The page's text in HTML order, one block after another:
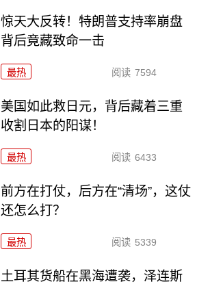
惊天大反转！特朗普支持率崩盘
背后竟藏致命一击
最热 阅读 7594
美国如此救日元，背后藏着三重
收割日本的阳谋！
最热 阅读 6433
前方在打仗，后方在“清场”，这仗
还怎么打？
最热 阅读 5339
土耳其货船在黑海遭袭，泽连斯